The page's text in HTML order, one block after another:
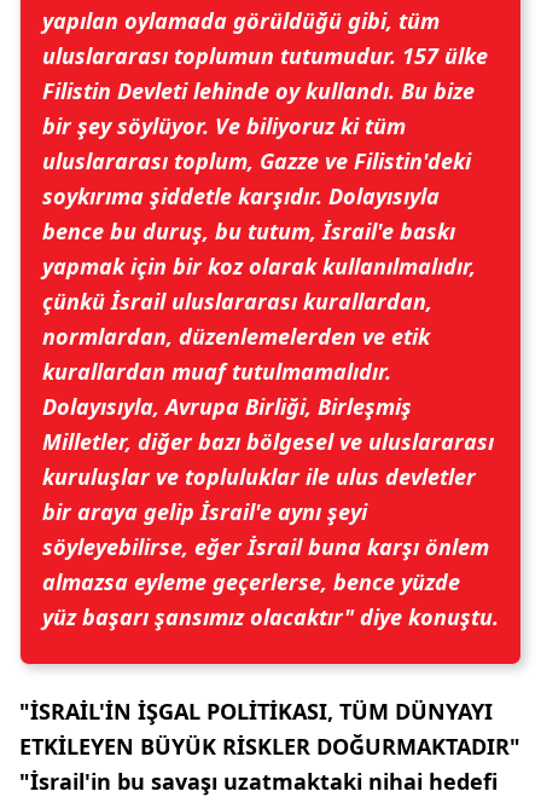
yapılan oylamada görüldüğü gibi, tüm
uluslararası toplumun tutumudur. 157 ülke
Filistin Devleti lehinde oy kullandı. Bu bize
bir şey söylüyor. Ve biliyoruz ki tüm
uluslararası toplum, Gazze ve Filistin'deki
soykırıma şiddetle karşıdır. Dolayısıyla
bence bu duruş, bu tutum, İsrail'e baskı
yapmak için bir koz olarak kullanılmalıdır,
çünkü İsrail uluslararası kurallardan,
normlardan, düzenlemelerden ve etik
kurallardan muaf tutulmamalıdır.
Dolayısıyla, Avrupa Birliği, Birleşmiş
Milletler, diğer bazı bölgesel ve uluslararası
kuruluşlar ve topluluklar ile ulus devletler
bir araya gelip İsrail'e aynı şeyi
söyleyebilirse, eğer İsrail buna karşı önlem
almazsa eyleme geçerlerse, bence yüzde
yüz başarı şansımız olacaktır"diye konuştu.
"İSRAİL'İN İŞGAL POLİTİKASI, TÜM DÜNYAYI
ETKİLEYEN BÜYÜK RİSKLER DOĞURMAKTADIR"
"İsrail'in bu savaşı uzatmaktaki nihai hedefi